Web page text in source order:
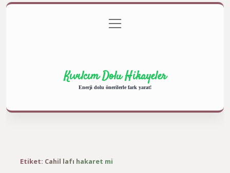
Gizlilik Politikası
menüyü
aç
Kıvılcım Dolu Hikayeler
Enerji dolu önerilerle fark yarat!
Etiket: Cahil lafı hakaret mi